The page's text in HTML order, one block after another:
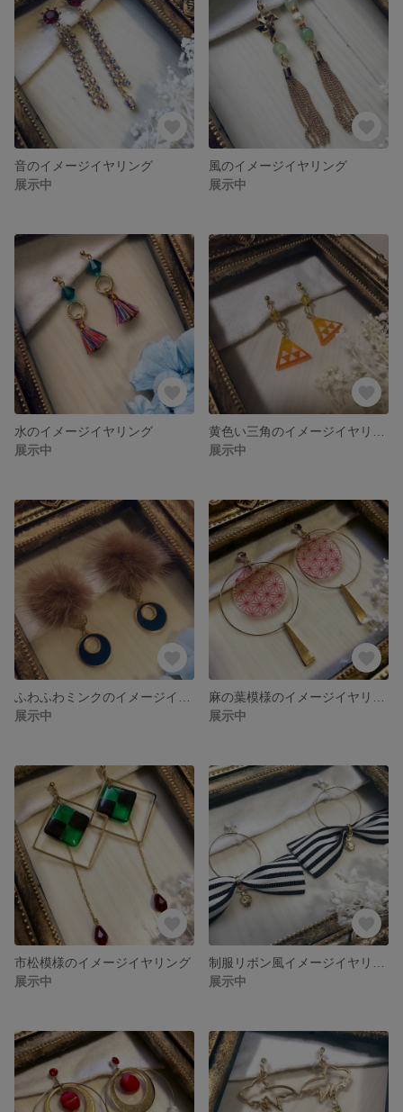
音のイメージイヤリング
展示中
風のイメージイヤリング
展示中
水のイメージイヤリング
展示中
展示中
展示中
展示中
市松模様のイメージイヤリング
展示中
展示中